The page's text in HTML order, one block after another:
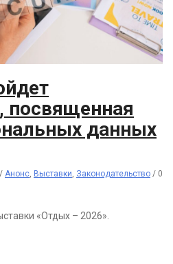
посвященная
данных
/ Анонс, Выставки, Законодательство / 0
«Отдых – 2026».